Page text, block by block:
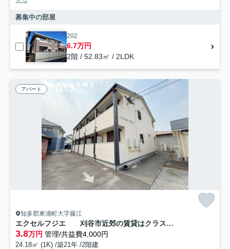
募集中の部屋
202
6.7万円
2階 / 52.83㎡ / 2LDK
アパート
知多郡東浦町大字藤江
エクセルフジエ 刈谷市近郊の賃貸はクラスホーム
3.8万円 管理/共益費4,000円
24.18㎡ (1K) /築21年 /2階建